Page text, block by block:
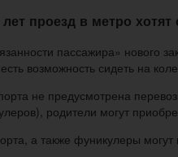
проезд в метро
пассажира» нового
возможность сидеть на
не предусмотрена
родители могут
а также фуникулеры